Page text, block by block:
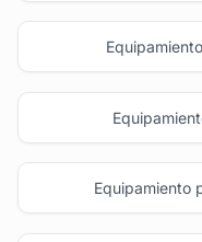
Equipamiento